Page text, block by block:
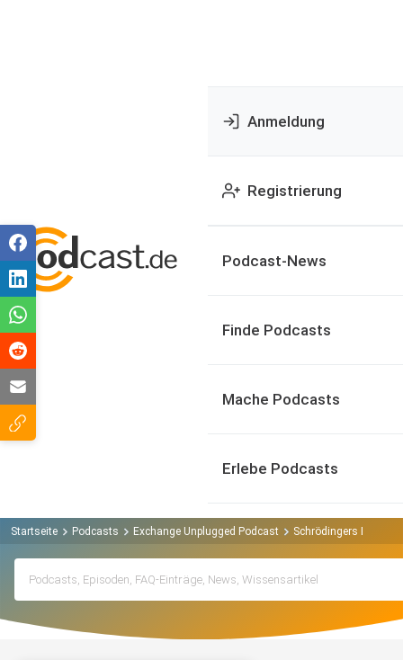
Anmeldung
Registrierung
Podcast-News
Finde Podcasts
Mache Podcasts
Erlebe Podcasts
Startseite Podcasts Exchange Unplugged Podcast Schrödingers E-Mail